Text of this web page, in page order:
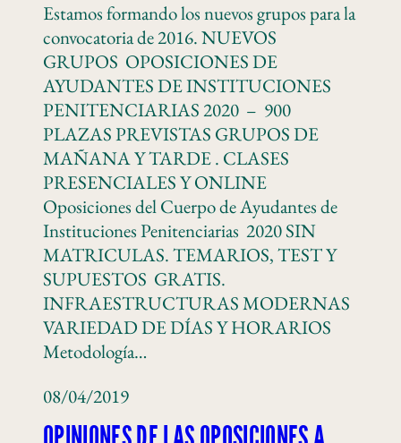
Estamos formando los nuevos grupos para la
convocatoria de 2016. NUEVOS
GRUPOS OPOSICIONES DE
AYUDANTES DE INSTITUCIONES
PENITENCIARIAS 2020 – 900
PLAZAS PREVISTAS GRUPOS DE
MAÑANA Y TARDE . CLASES
PRESENCIALES Y ONLINE
Oposiciones del Cuerpo de Ayudantes de
Instituciones Penitenciarias 2020 SIN
MATRICULAS. TEMARIOS, TEST Y
SUPUESTOS GRATIS.
INFRAESTRUCTURAS MODERNAS
VARIEDAD DE DÍAS Y HORARIOS
Metodología…
08/04/2019